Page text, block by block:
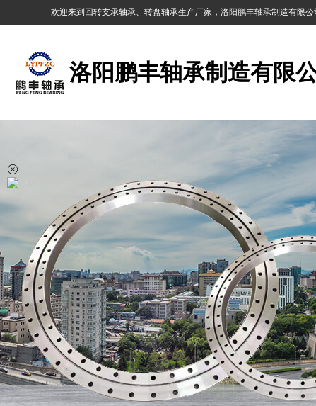
欢迎来到回转支承轴承、转盘轴承生产厂家，洛阳鹏丰轴承制造有限公
洛阳鹏丰轴承制造有限